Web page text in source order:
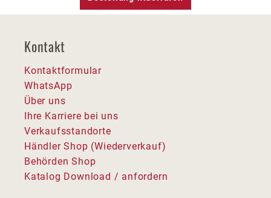
Kontakt
Kontaktformular
WhatsApp
Über uns
Ihre Karriere bei uns
Verkaufsstandorte
Händler Shop (Wiederverkauf)
Behörden Shop
Katalog Download / anfordern